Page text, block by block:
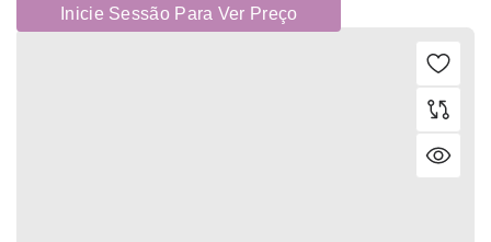
Inicie Sessão Para Ver Preço